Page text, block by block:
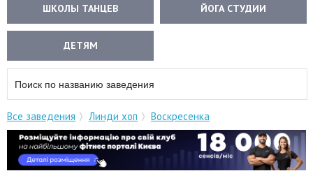
ШКОЛЫ ТАНЦЕВ ЙОГА СТУДИИ
ДЕТЯМ
Все заведения Линди хоп Воскресенка